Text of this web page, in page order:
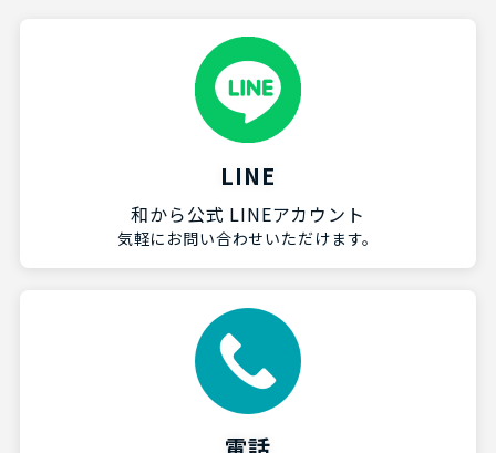
LINE
和から公式 LINEアカウント
気軽にお問い合わせいただけます。